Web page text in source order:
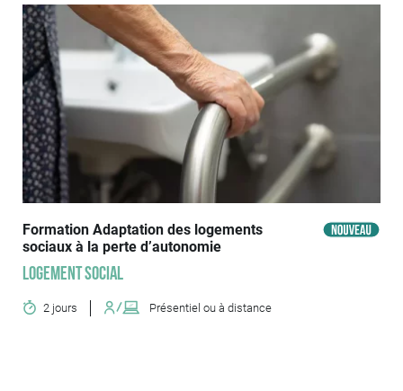
Formation Adaptation des logements
sociaux à la perte d’autonomie
Logement social
2 jours Présentiel ou à distance